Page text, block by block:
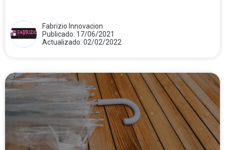
Fabrizio Innovacion
Publicado: 17/06/2021
Actualizado: 02/02/2022